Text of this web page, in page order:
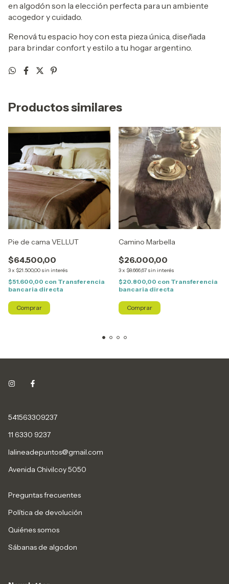
en algodón son la elección perfecta para un ambiente
acogedor y cuidado.
Renová tu espacio hoy con esta pieza única, diseñada
para brindar confort y estilo a tu hogar argentino.
Productos similares
Pie de cama VELLUT
$64.500,00
3x $21.500,00 sin interés
$51.600,00 con Transferencia
bancaria directa
Comprar
Camino Marbella
$26.000,00
3x $8.666,67 sin interés
$20.800,00 con Transferencia
bancaria directa
Comprar
541563309237
11 6330 9237
lalineadepuntos@gmail.com
Avenida Chivilcoy 5050
Preguntas frecuentes
Política de devolución
Quiénes somos
Sábanas de algodon